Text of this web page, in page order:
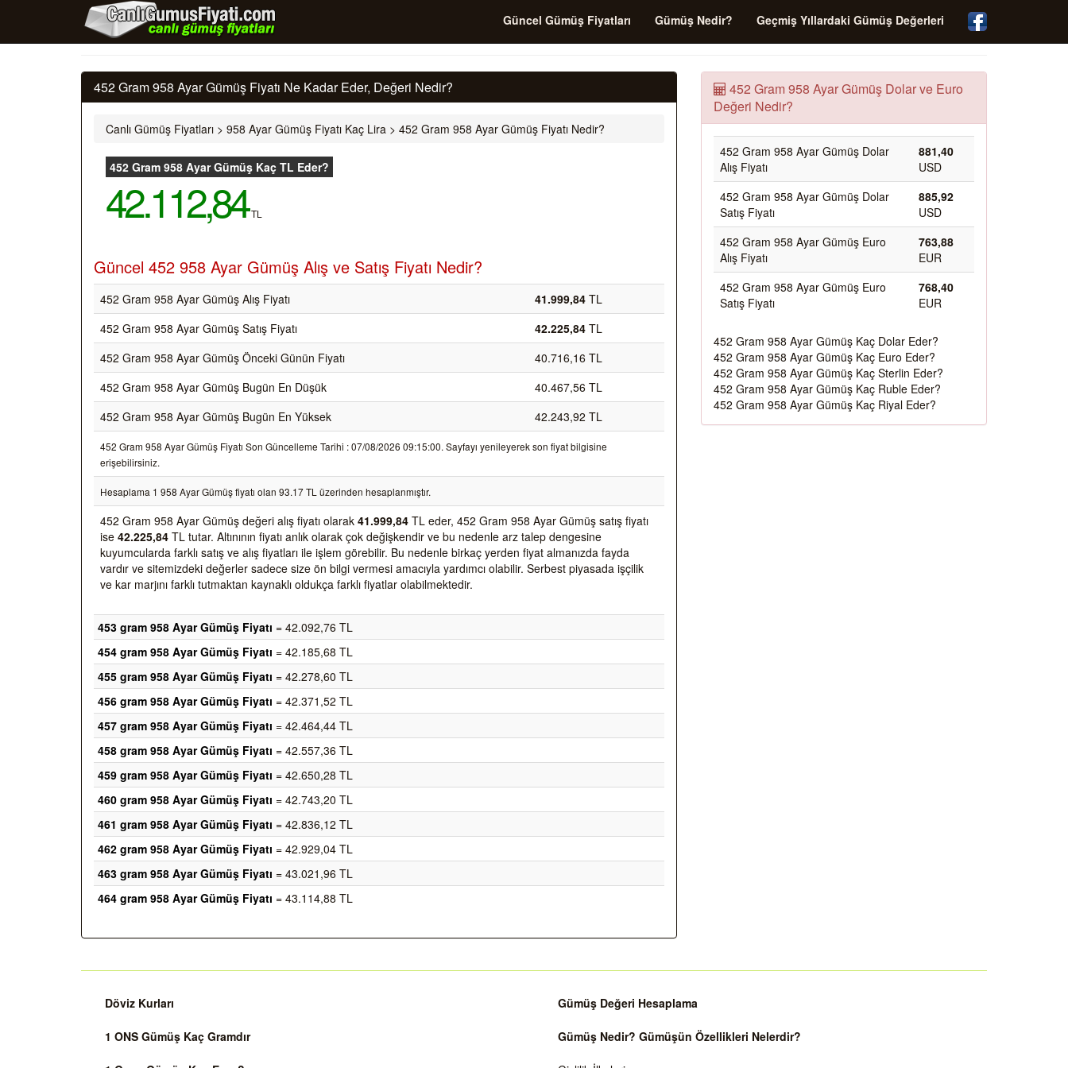
Güncel Gümüş Fiyatları Gümüş Nedir? Geçmiş Yıllardaki Gümüş Değerleri
452 Gram 958 Ayar Gümüş Fiyatı Ne Kadar Eder, Değeri Nedir?
Canlı Gümüş Fiyatları > 958 Ayar Gümüş Fiyatı Kaç Lira > 452 Gram 958 Ayar Gümüş Fiyatı Nedir?
452 Gram 958 Ayar Gümüş Kaç TL Eder?
42.112,84 TL
Güncel 452 958 Ayar Gümüş Alış ve Satış Fiyatı Nedir?
452 Gram 958 Ayar Gümüş Alış Fiyatı 41.999,84 TL
452 Gram 958 Ayar Gümüş Satış Fiyatı
42.225,84 TL
452 Gram 958 Ayar Gümüş Önceki Günün Fiyatı
40.716,16 TL
452 Gram 958 Ayar Gümüş Bugün En Düşük
40.467,56 TL
452 Gram 958 Ayar Gümüş Bugün En Yüksek
42.243,92 TL
452 Gram 958 Ayar Gümüş Fiyatı Son Güncelleme Tarihi : 07/08/2026 09:15:00. Sayfayı yenileyerek son fiyat bilgisine
erişebilirsiniz.
Hesaplama 1 958 Ayar Gümüş fiyatı olan 93.17 TL üzerinden hesaplanmıştır.
452 Gram 958 Ayar Gümüş değeri alış fiyatı olarak 41.999,84 TL eder, 452 Gram 958 Ayar Gümüş satış fiyatı
ise 42.225,84 TL tutar. Altınının fiyatı anlık olarak çok değişkendir ve bu nedenle arz talep dengesine
kuyumcularda farklı satış ve alış fiyatları ile işlem görebilir. Bu nedenle birkaç yerden fiyat almanızda fayda
vardır ve sitemizdeki değerler sadece size ön bilgi vermesi amacıyla yardımcı olabilir. Serbest piyasada işçilik
ve kar marjını farklı tutmaktan kaynaklı oldukça farklı fiyatlar olabilmektedir.
453 gram 958 Ayar Gümüş Fiyatı = 42.092,76 TL
454 gram 958 Ayar Gümüş Fiyatı = 42.185,68 TL
455 gram 958 Ayar Gümüş Fiyatı = 42.278,60 TL
456 gram 958 Ayar Gümüş Fiyatı = 42.371,52 TL
457 gram 958 Ayar Gümüş Fiyatı = 42.464,44 TL
458 gram 958 Ayar Gümüş Fiyatı = 42.557,36 TL
459 gram 958 Ayar Gümüş Fiyatı = 42.650,28 TL
460 gram 958 Ayar Gümüş Fiyatı = 42.743,20 TL
461 gram 958 Ayar Gümüş Fiyatı = 42.836,12 TL
462 gram 958 Ayar Gümüş Fiyatı = 42.929,04 TL
463 gram 958 Ayar Gümüş Fiyatı = 43.021,96 TL
464 gram 958 Ayar Gümüş Fiyatı = 43.114,88 TL
452 Gram 958 Ayar Gümüş Dolar ve Euro
Değeri Nedir?
452 Gram 958 Ayar Gümüş Dolar
Alış Fiyatı
881,40
USD
452 Gram 958 Ayar Gümüş Dolar
Satış Fiyatı
885,92
USD
452 Gram 958 Ayar Gümüş Euro
Alış Fiyatı
763,88
EUR
452 Gram 958 Ayar Gümüş Euro
Satış Fiyatı
768,40
EUR
452 Gram 958 Ayar Gümüş Kaç Dolar Eder?
452 Gram 958 Ayar Gümüş Kaç Euro Eder?
452 Gram 958 Ayar Gümüş Kaç Sterlin Eder?
452 Gram 958 Ayar Gümüş Kaç Ruble Eder?
452 Gram 958 Ayar Gümüş Kaç Riyal Eder?
Döviz Kurları
1 ONS Gümüş Kaç Gramdır
Gümüş Değeri Hesaplama
Gümüş Nedir? Gümüşün Özellikleri Nelerdir?